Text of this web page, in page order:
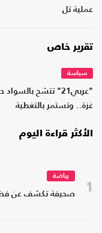
عملية تل
تقرير خاص
سياسة
"عربي21" تتشح
غزة.. وتستمر بالتغطية
الأكثر قراءة اليوم
1
رياضة
صحيفة تكشف عن